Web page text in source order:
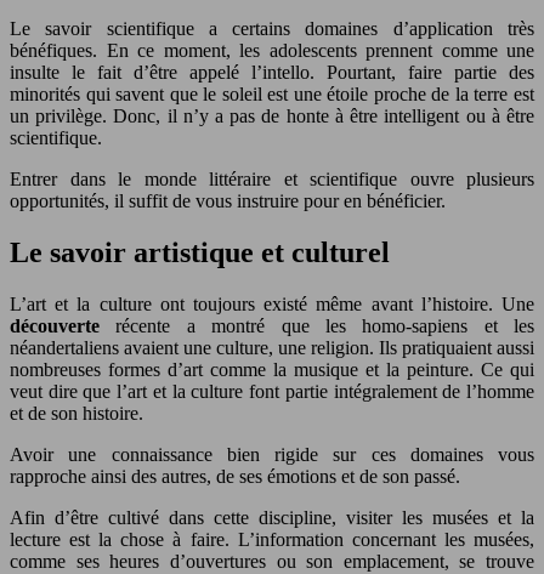
Le savoir scientifique a certains domaines d’application très
bénéfiques. En ce moment, les adolescents prennent comme une
insulte le fait d’être appelé l’intello. Pourtant, faire partie des
minorités qui savent que le soleil est une étoile proche de la terre est
un privilège. Donc, il n’y a pas de honte à être intelligent ou à être
scientifique.
Entrer dans le monde littéraire et scientifique ouvre plusieurs
opportunités, il suffit de vous instruire pour en bénéficier.
Le savoir artistique et culturel
L’art et la culture ont toujours existé même avant l’histoire. Une
découverte récente a montré que les homo-sapiens et les
néandertaliens avaient une culture, une religion. Ils pratiquaient aussi
nombreuses formes d’art comme la musique et la peinture. Ce qui
veut dire que l’art et la culture font partie intégralement de l’homme
et de son histoire.
Avoir une connaissance bien rigide sur ces domaines vous
rapproche ainsi des autres, de ses émotions et de son passé.
Afin d’être cultivé dans cette discipline, visiter les musées et la
lecture est la chose à faire. L’information concernant les musées,
comme ses heures d’ouvertures ou son emplacement, se trouve